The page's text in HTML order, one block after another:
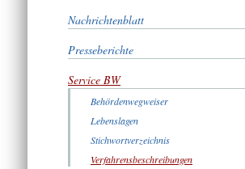
Nachrichtenblatt
Presseberichte
Service BW
Behördenwegweiser
Lebenslagen
Stichwortverzeichnis
Verfahrensbeschreibungen